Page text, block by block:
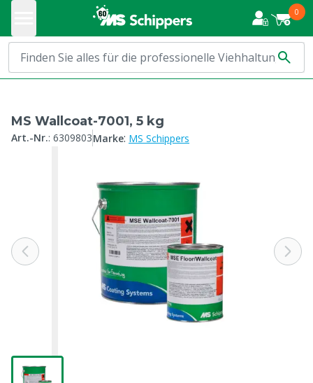
0
MS Wallcoat-7001, 5 kg
Art.-Nr.: 6309803Marke: MS Schippers